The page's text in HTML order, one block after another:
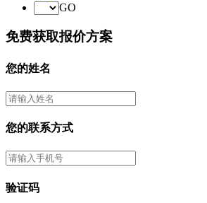
GO
免费获取报价方案
您的姓名
您的联系方式
验证码